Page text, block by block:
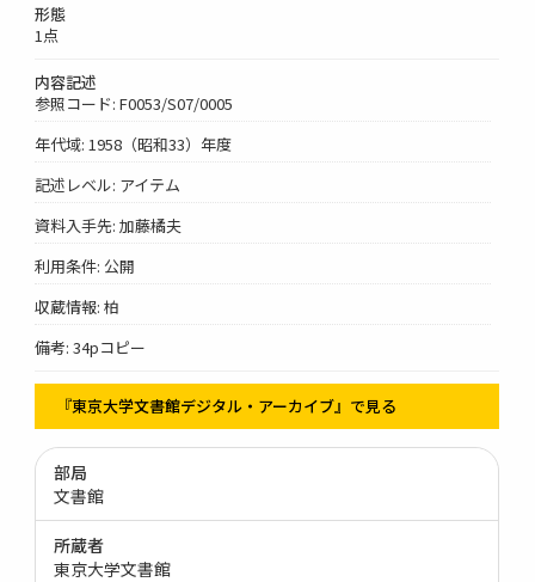
形態
1点
内容記述
参照コード: F0053/S07/0005
年代域: 1958（昭和33）年度
記述レベル: アイテム
資料入手先: 加藤橘夫
利用条件: 公開
収蔵情報: 柏
備考: 34pコピー
『東京大学文書館デジタル・アーカイブ』で見る
部局
文書館
所蔵者
東京大学文書館